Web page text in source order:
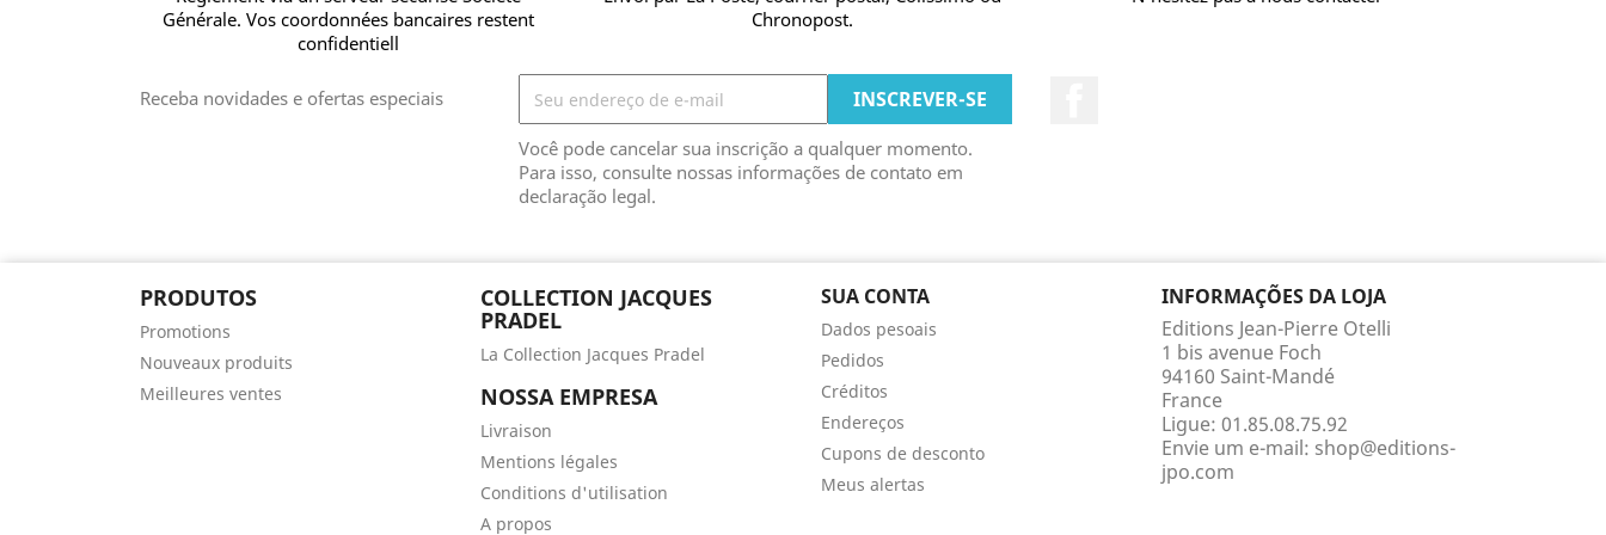
Générale. Vos coordonnées bancaires restent
confidentiell
Chronopost.
Receba novidades e ofertas especiais
Você pode cancelar sua inscrição a qualquer momento.
Para isso, consulte nossas informações de contato em
declaração legal.
PRODUTOS
Promotions
Nouveaux produits
Meilleures ventes
COLLECTION JACQUES
PRADEL
La Collection Jacques Pradel
NOSSA EMPRESA
Livraison
Mentions légales
Conditions d'utilisation
A propos
SUA CONTA
Dados pesoais
Pedidos
Créditos
Endereços
Cupons de desconto
Meus alertas
INFORMAÇÕES DA LOJA
Editions Jean-Pierre Otelli
1 bis avenue Foch
94160 Saint-Mandé
France
Ligue: 01.85.08.75.92
Envie um e-mail: shop@editions-
jpo.com